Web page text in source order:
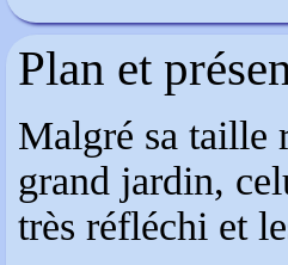
Plan et
Malgré sa taille
grand jardin,
très réfléchi et